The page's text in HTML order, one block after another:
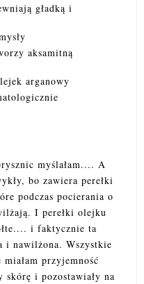
gładką i
aksamitną
arganowy
myślałam.... A
bo zawiera perełki
podczas pocierania o
I perełki olejku
i faktycznie ta
i nawilżona. Wszystkie
przyjemność
skórę i pozostawiały na